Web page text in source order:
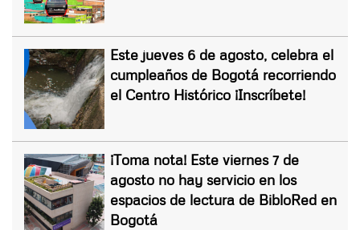
Este jueves 6 de agosto, celebra el
cumpleaños de Bogotá recorriendo
el Centro Histórico ¡Inscríbete!
¡Toma nota! Este viernes 7 de
agosto no hay servicio en los
espacios de lectura de BibloRed en
Bogotá